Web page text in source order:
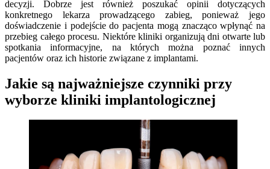
decyzji. Dobrze jest również poszukać opinii dotyczących
konkretnego lekarza prowadzącego zabieg, ponieważ jego
doświadczenie i podejście do pacjenta mogą znacząco wpłynąć na
przebieg całego procesu. Niektóre kliniki organizują dni otwarte lub
spotkania informacyjne, na których można poznać innych
pacjentów oraz ich historie związane z implantami.
Jakie są najważniejsze czynniki przy
wyborze kliniki implantologicznej